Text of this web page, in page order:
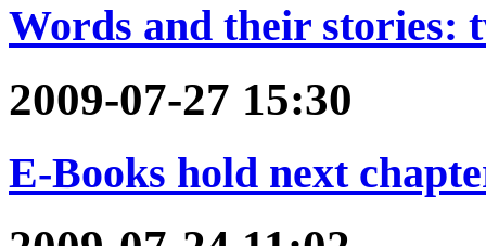
Words and their stories:
2009-07-27 15:30
E-Books hold next